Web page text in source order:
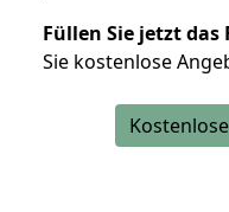
Füllen Sie jetzt
Sie kostenlose